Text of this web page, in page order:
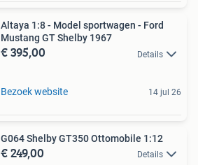
Altaya 1:8 - Model sportwagen - Ford
Mustang GT Shelby 1967
€ 395,00 Details
Bezoek website 14 jul 26
G064 Shelby GT350 Ottomobile 1:12
€ 249,00 Details